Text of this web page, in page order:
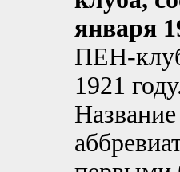
января
ПЕН-
1921